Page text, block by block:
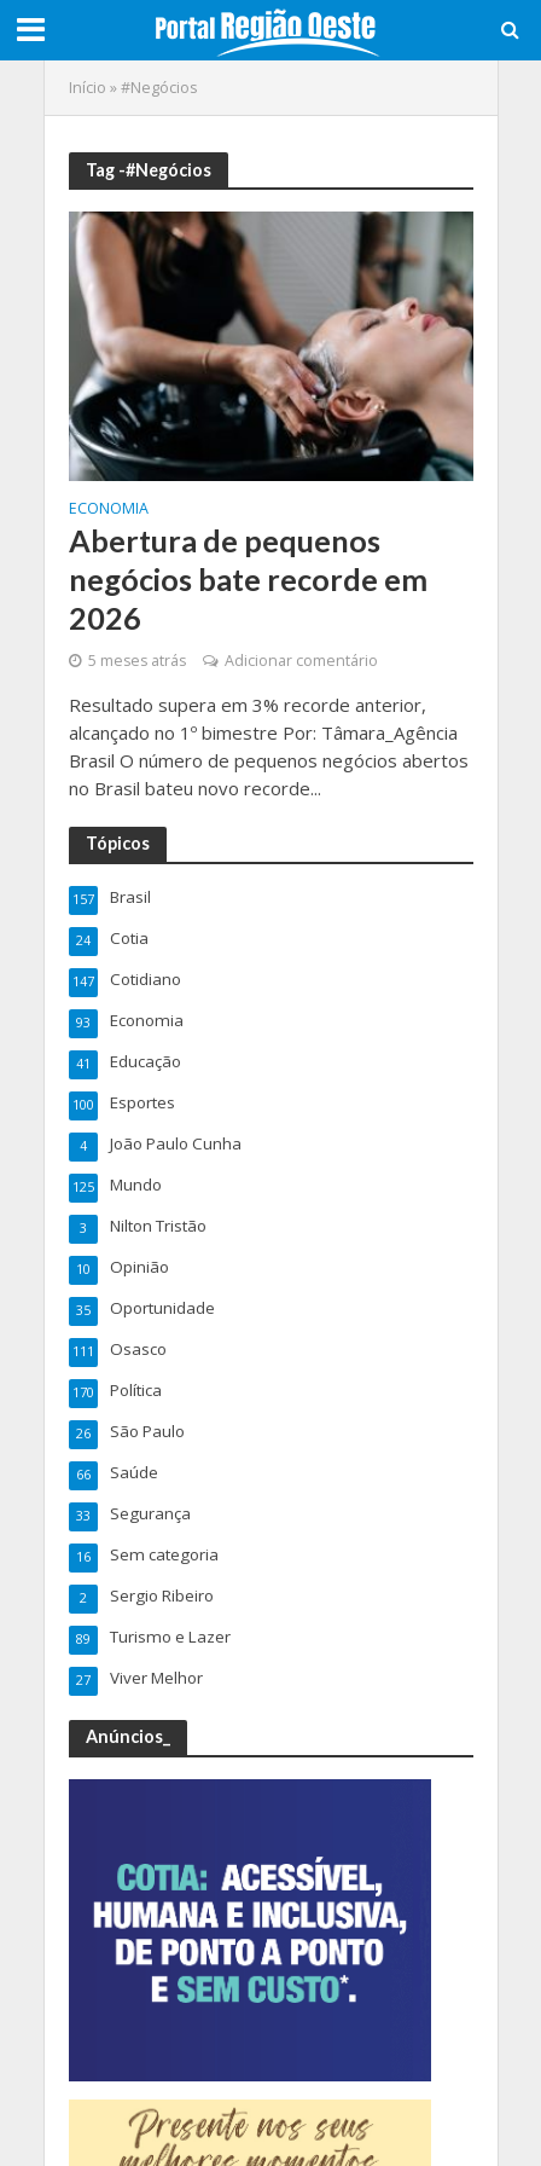
Início »#Negócios
Tag -#Negócios
ECONOMIA
Abertura de pequenos
negócios bate recorde em
2026
5 meses atrás Adicionar comentário
Resultado supera em 3% recorde anterior,
alcançado no 1º bimestre Por: Tâmara_Agência
Brasil O número de pequenos negócios abertos
no Brasil bateu novo recorde...
Tópicos
Brasil
157
Cotia
24
Cotidiano
147
Economia
93
Educação
41
Esportes
100
João Paulo Cunha
4
Mundo
125
Nilton Tristão
3
Opinião
10
Oportunidade
35
Osasco
111
Política
170
São Paulo
26
Saúde
66
Segurança
33
Sem categoria
16
Sergio Ribeiro
2
Turismo e Lazer
89
Viver Melhor
27
Anúncios_